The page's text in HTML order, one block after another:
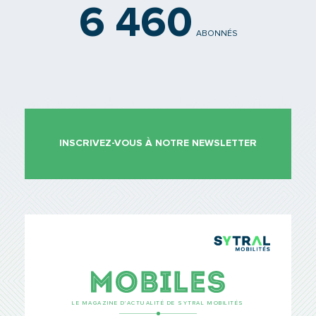
6 460 ABONNÉS
INSCRIVEZ-VOUS À NOTRE NEWSLETTER
LE MAGAZINE D’ACTUALITÉ DE SYTRAL MOBILITÉS